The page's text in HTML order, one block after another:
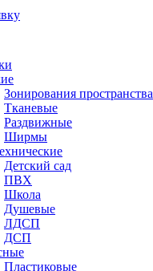
Зонирования пространства
Тканевые
Раздвижные
Ширмы
Детский сад
ПВХ
Школа
Душевые
ЛДСП
ДСП
Пластиковые